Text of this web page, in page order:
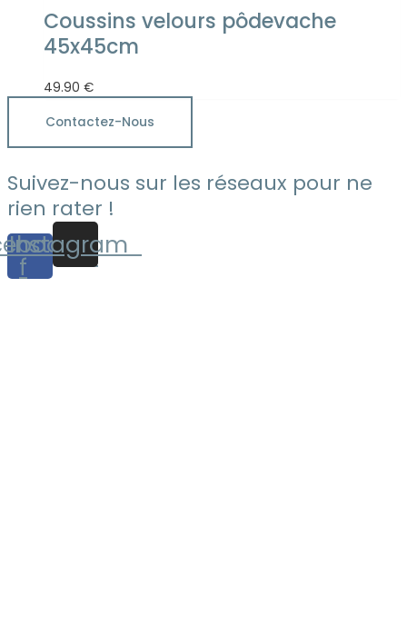
Coussins velours pôdevache
45x45cm
49.90 €
Contactez-Nous
Suivez-nous sur les réseaux pour ne
rien rater !
f
Instagram